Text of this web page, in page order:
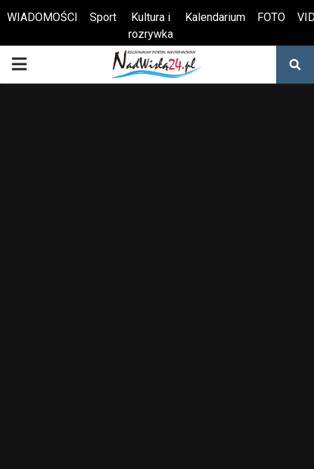
Otwórz pasek narzędzi
WIADOMOŚCI Sport
Kultura i
rozrywka
Kalendarium FOTO
PRIMARY